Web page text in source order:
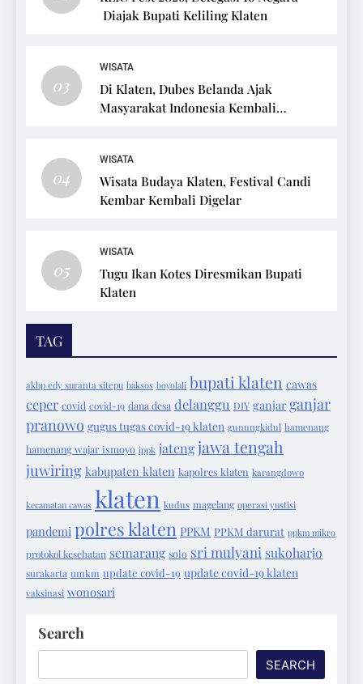
Diajak Bupati Keliling Klaten
03
WISATA
Di Klaten, Dubes Belanda Ajak
Masyarakat Indonesia Kembali
04
WISATA
Wisata Budaya Klaten, Festival Candi
Kembar Kembali Digelar
05
WISATA
Tugu Ikan Kotes Diresmikan Bupati
Klaten
TAG
akbp edy suranta sitepu baksos boyolali bupati klaten cawas
ceper covid covid-19 dana desa delanggu DIY ganjar ganjar
pranowo gugus tugas covid-19 klaten gunungkidul hamenang
hamenang wajar ismoyo ippk jatengjawa tengah
juwiring kabupaten klaten kapolres klaten karangdowo
kecamatan cawas klaten kudus magelang operasi yustisi
pandemi polres klaten PPKM PPKM darurat ppkm mikro
protokol kesehatan semarang solo sri mulyani sukoharjo
surakarta umkm update covid-19 update covid-19 klaten
vaksinasi wonosari
Search
SEARCH